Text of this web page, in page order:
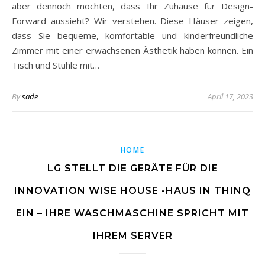
aber dennoch möchten, dass Ihr Zuhause für Design-
Forward aussieht? Wir verstehen. Diese Häuser zeigen,
dass Sie bequeme, komfortable und kinderfreundliche
Zimmer mit einer erwachsenen Ästhetik haben können. Ein
Tisch und Stühle mit…
Bysade April 17, 2023
HOME
LG STELLT DIE GERÄTE FÜR DIE
INNOVATION WISE HOUSE -HAUS IN THINQ
EIN – IHRE WASCHMASCHINE SPRICHT MIT
IHREM SERVER